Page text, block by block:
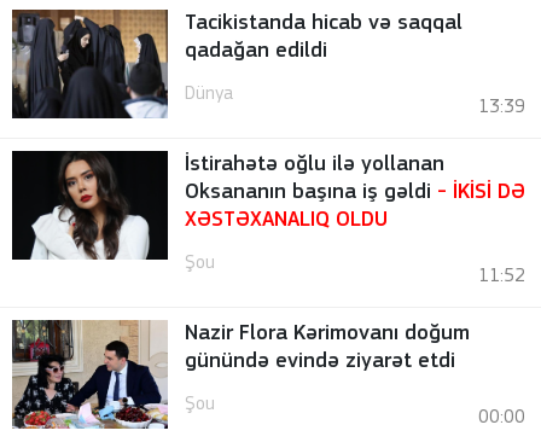
Tacikistanda hicab və saqqal
qadağan edildi
Dünya
13:39
İstirahətə oğlu ilə yollanan
Oksananın başına iş gəldi - İKİSİ DƏ
XƏSTƏXANALIQ OLDU
Şou
11:52
Nazir Flora Kərimovanı doğum
günündə evində ziyarət etdi
Şou
00:00